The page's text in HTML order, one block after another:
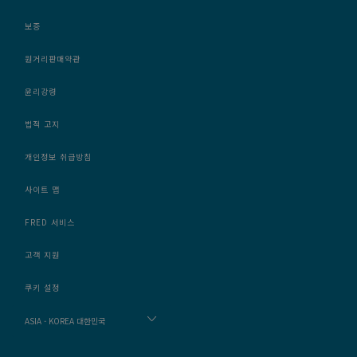
보증
원거리판매약관
윤리강령
법적 고지
개인정보 취급방침
사이트 맵
FRED 서비스
고객 지원
쿠키 설정
ASIA - KOREA 대한민국